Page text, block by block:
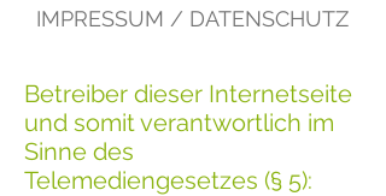
IMPRESSUM / DATENSCHUTZ
Betreiber dieser Internetseite
und somit verantwortlich im
Sinne des
Telemediengesetzes (§ 5):